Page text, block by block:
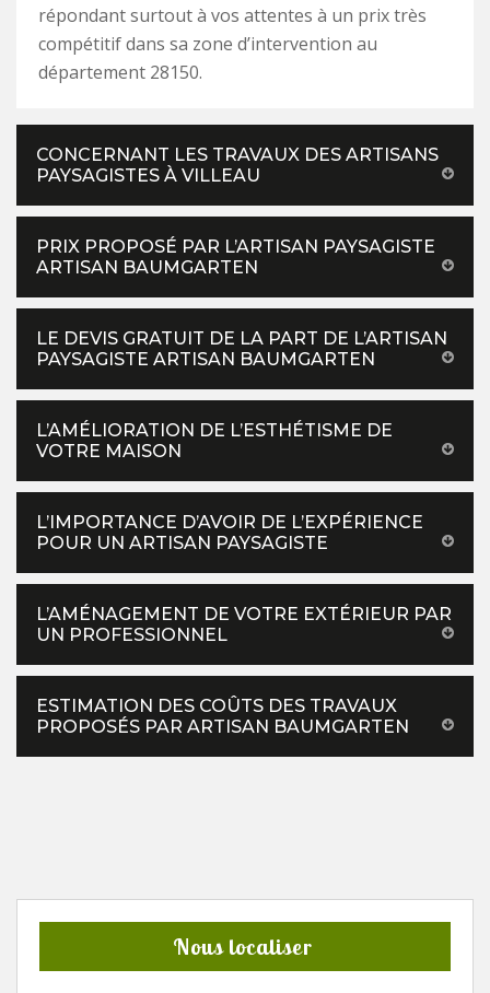
répondant surtout à vos attentes à un prix très
compétitif dans sa zone d’intervention au
département 28150.
CONCERNANT LES TRAVAUX DES ARTISANS
PAYSAGISTES À VILLEAU
PRIX PROPOSÉ PAR L’ARTISAN PAYSAGISTE
ARTISAN BAUMGARTEN
LE DEVIS GRATUIT DE LA PART DE L’ARTISAN
PAYSAGISTE ARTISAN BAUMGARTEN
L’AMÉLIORATION DE L’ESTHÉTISME DE
VOTRE MAISON
L’IMPORTANCE D’AVOIR DE L’EXPÉRIENCE
POUR UN ARTISAN PAYSAGISTE
L’AMÉNAGEMENT DE VOTRE EXTÉRIEUR PAR
UN PROFESSIONNEL
ESTIMATION DES COÛTS DES TRAVAUX
PROPOSÉS PAR ARTISAN BAUMGARTEN
Nous localiser